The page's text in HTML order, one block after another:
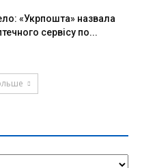
«Укрпошта» назвала
сервісу по...